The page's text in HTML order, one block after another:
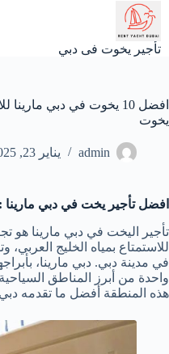
التجاوز
إلى
المحتوى
تأجير يخوت فى دبي
يخوت
admin يناير 23, 2025
افضل تأجير يخت في دبي مارينا :
تأجير اليخت في دبي مارينا هو
للاستمتاع بمياه الخليج
في مدينة دبي. دبي مارينا،
واحدة من أبرز المناطق
هذه المنطقة أفضل ما تقدمه